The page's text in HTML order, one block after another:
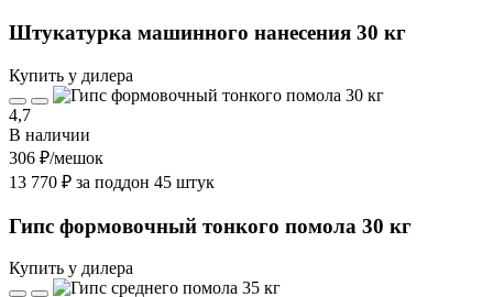
Штукатурка машинного нанесения 30 кг
Купить у дилера
4,7
В наличии
306 ₽/мешок
13 770 ₽ за поддон 45 штук
Гипс формовочный тонкого помола 30 кг
Купить у дилера